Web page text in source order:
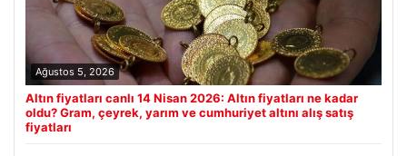
Ağustos 5, 2026
Altın fiyatları canlı 14 Nisan 2026: Altın fiyatları ne kadar
oldu? Gram, çeyrek, yarım ve cumhuriyet altını alış satış
fiyatları